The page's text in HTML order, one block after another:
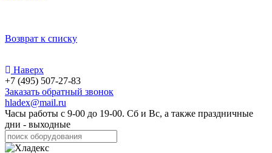
Возврат к списку
Наверх
+7 (495) 507-27-83
Заказать обратный звонок
hladex@mail.ru
Часы работы с 9-00 до 19-00. Сб и Вс, а также праздничные
дни - выходные